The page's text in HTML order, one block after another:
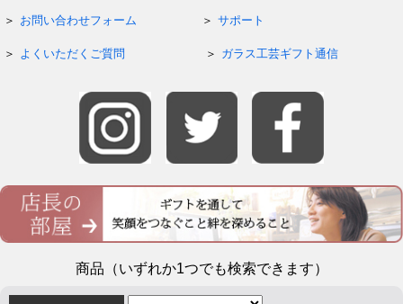
お問い合わせフォーム サポート
よくいただくご質問 ガラス工芸ギフト通信
商品（いずれか1つでも検索できます）